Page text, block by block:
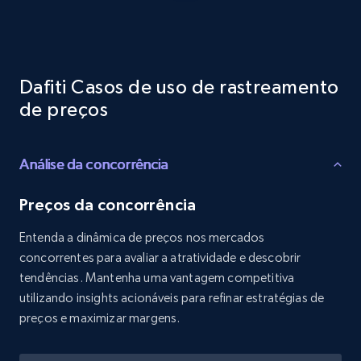
URL, Product id, Listing inventory id, Title, Rating,
price, and more.
1.9K+ 323+ Comece agora
Amazon products search
Dafiti Casos de uso de rastreamento
de preços
Análise da concorrência
Preços da concorrência
Entenda a dinâmica de preços nos mercados
concorrentes para avaliar a atratividade e descobrir
tendências. Mantenha uma vantagem competitiva
utilizando insights acionáveis para refinar estratégias de
preços e maximizar margens.